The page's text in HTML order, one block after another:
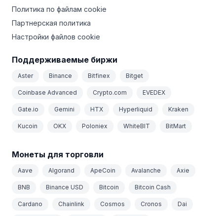
Политика по файлам cookie
Партнерская политика
Настройки файлов cookie
Поддерживаемые биржи
Aster Binance Bitfinex Bitget
Coinbase Advanced Crypto.com EVEDEX
Gate.io Gemini HTX Hyperliquid Kraken
Kucoin OKX Poloniex WhiteBIT BitMart
Монеты для торговли
Aave Algorand ApeCoin Avalanche Axie
BNB Binance USD Bitcoin Bitcoin Cash
Cardano Chainlink Cosmos Cronos Dai